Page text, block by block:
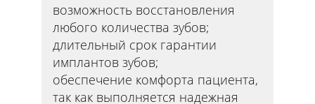
возможность восстановления
любого количества зубов;
длительный срок гарантии
имплантов зубов;
обеспечение комфорта пациента,
так как выполняется надежная